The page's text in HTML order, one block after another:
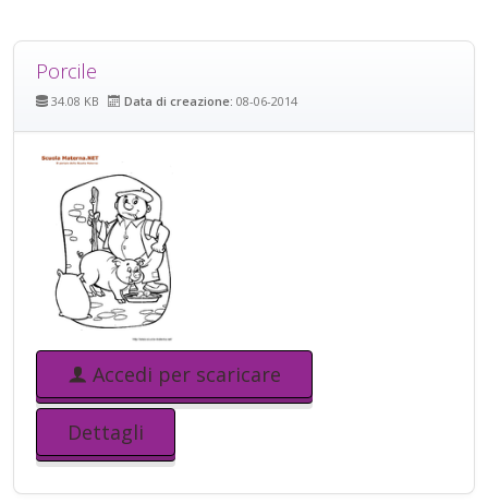
Porcile
34.08 KB Data di creazione: 08-06-2014
Accedi per scaricare
Dettagli